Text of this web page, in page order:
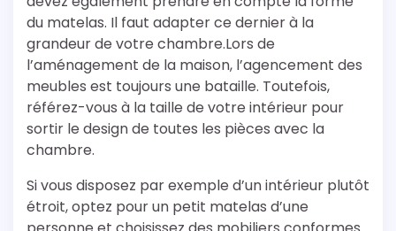
du matelas. Il faut adapter ce dernier à la
grandeur de votre chambre.Lors de
l’aménagement de la maison, l’agencement des
meubles est toujours une bataille. Toutefois,
référez-vous à la taille de votre intérieur pour
sortir le design de toutes les pièces avec la
chambre.
Si vous disposez par exemple d’un intérieur plutôt
étroit, optez pour un petit matelas d’une